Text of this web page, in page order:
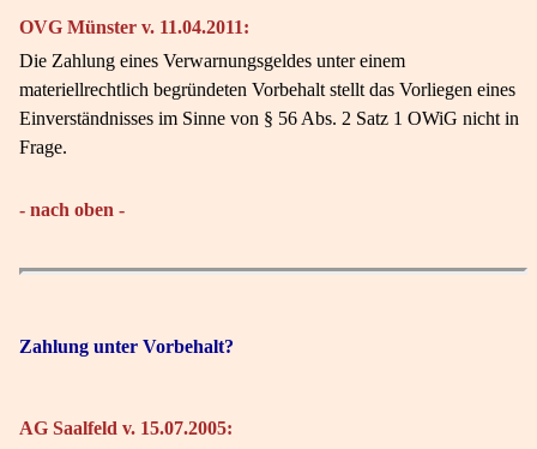
OVG Münster v. 11.04.2011:
Die Zahlung eines Verwarnungsgeldes unter einem
materiellrechtlich begründeten Vorbehalt stellt das Vorliegen eines
Einverständnisses im Sinne von § 56 Abs. 2 Satz 1 OWiG nicht in
Frage.
- nach oben -
Zahlung unter Vorbehalt?
AG Saalfeld v. 15.07.2005: